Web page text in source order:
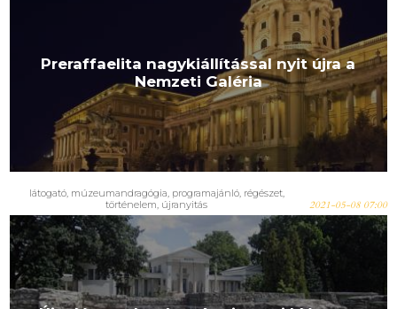
Preraffaelita nagykiállítással nyit újra a
Nemzeti Galéria
látogató, múzeumandragógia, programajánló, régészet,
történelem, újranyitás 2021-05-08 07:00